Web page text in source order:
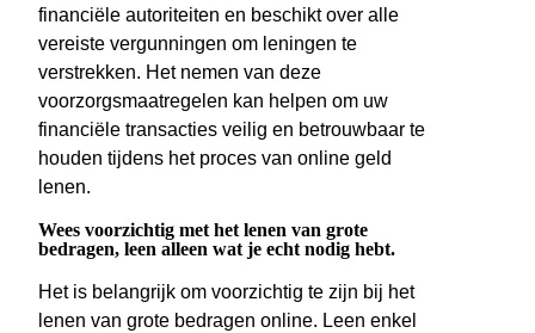
financiële autoriteiten en beschikt over alle
vereiste vergunningen om leningen te
verstrekken. Het nemen van deze
voorzorgsmaatregelen kan helpen om uw
financiële transacties veilig en betrouwbaar te
houden tijdens het proces van online geld
lenen.
Wees voorzichtig met het lenen van grote
bedragen, leen alleen wat je echt nodig hebt.
Het is belangrijk om voorzichtig te zijn bij het
lenen van grote bedragen online. Leen enkel